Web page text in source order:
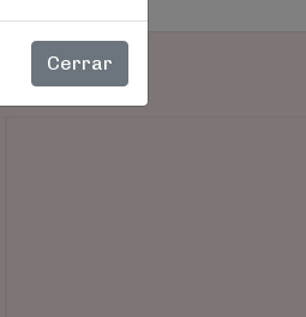
Cerrar